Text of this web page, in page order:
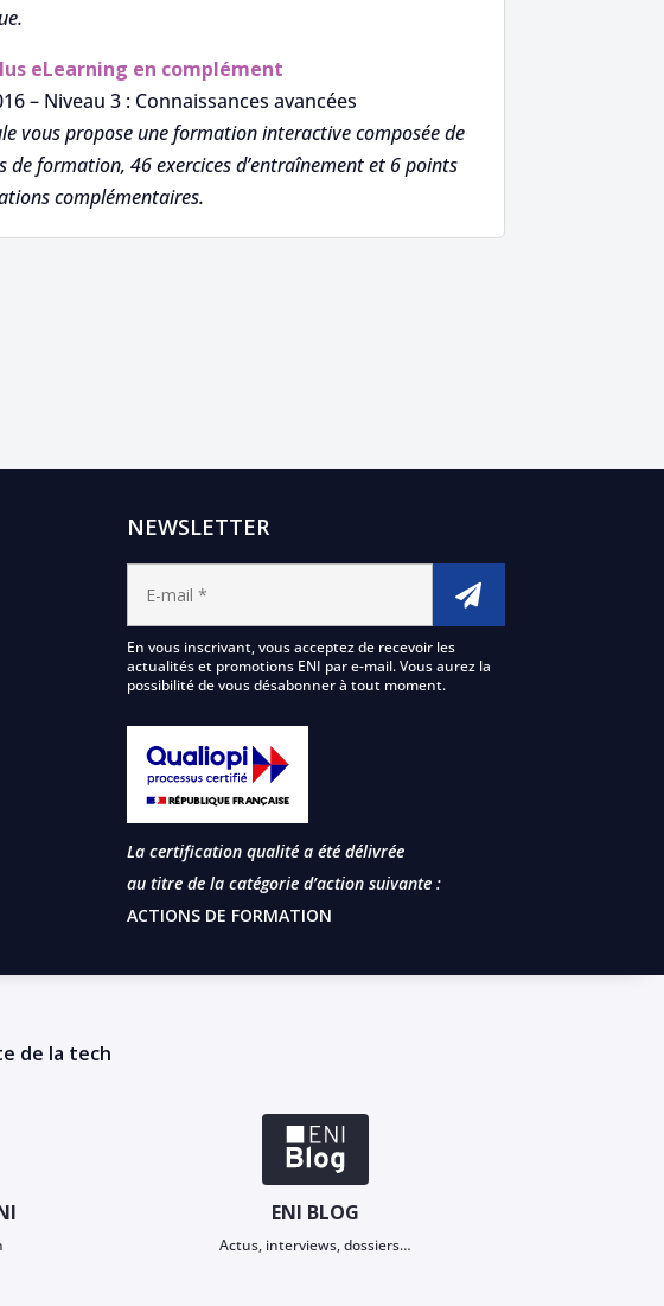
eLearning en complément
– Niveau 3 : Connaissances avancées
vous propose une formation interactive composée de
de formation, 46 exercices d’entraînement et 6 points
complémentaires.
NEWSLETTER
En vous inscrivant, vous acceptez de recevoir les
actualités et promotions ENI par e-mail. Vous aurez la
possibilité de vous désabonner à tout moment.
La certification qualité a été délivrée
au titre de la catégorie d’action suivante :
ACTIONS DE FORMATION
de la tech
ENI BLOG
Actus, interviews, dossiers…